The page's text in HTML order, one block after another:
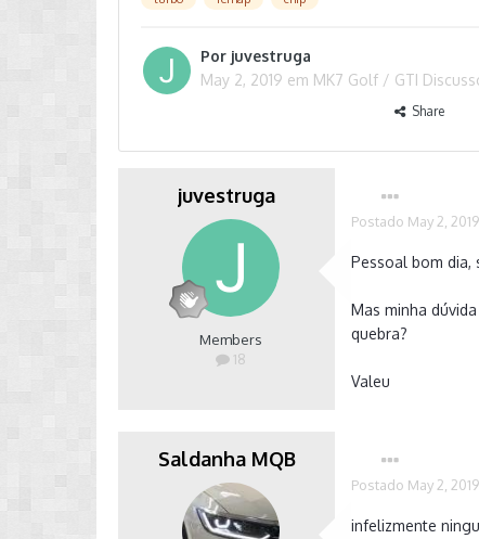
Por juvestruga
May 2, 2019 em MK7 Golf / GTI
Share
juvestruga
Members
18
Postado May 2, 2019
Pessoal bom dia,
Mas minha
quebra?
Valeu
Saldanha MQB
Postado May 2, 2019
infelizmente